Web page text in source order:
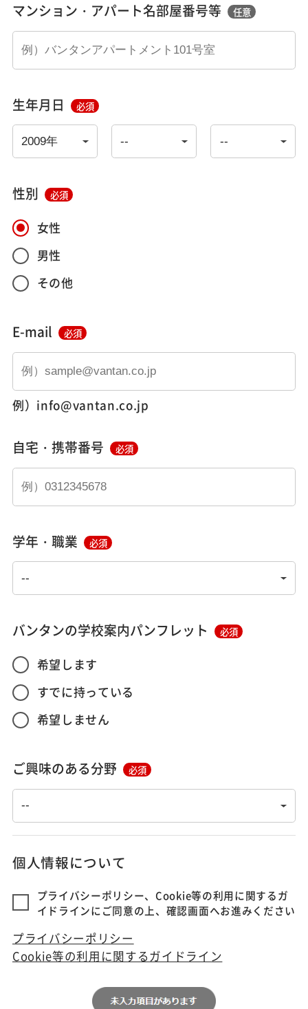
マンション・アパート名部屋番号等 任意
生年月日 必須
性別 必須
女性
男性
その他
E-mail 必須
例）info@vantan.co.jp
自宅・携帯番号 必須
学年・職業 必須
バンタンの学校案内パンフレット 必須
希望します
すでに持っている
希望しません
ご興味のある分野 必須
個人情報について
プライバシーポリシー、Cookie等の利用に関するガ
イドラインにご同意の上、確認画面へお進みください
プライバシーポリシー
Cookie等の利用に関するガイドライン